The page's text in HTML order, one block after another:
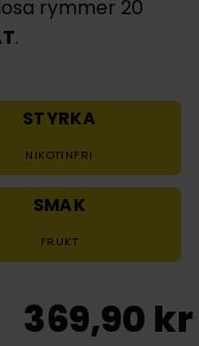
rymmer 20
.
STYRKA
NIKOTINFRI
SMAK
FRUKT
369,90 kr